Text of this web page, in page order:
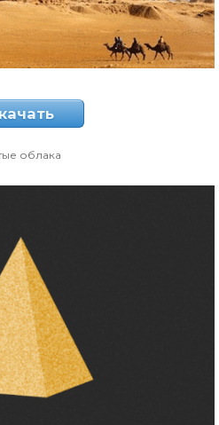
облака